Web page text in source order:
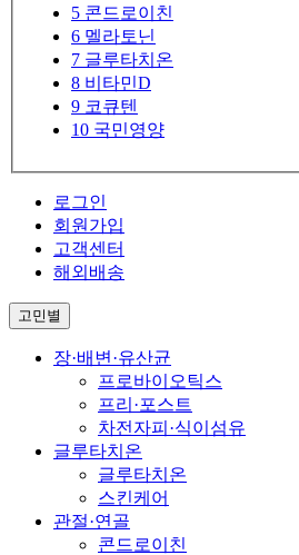
5 콘드로이친
6 멜라토닌
7 글루타치온
8 비타민D
9 코큐텐
10 국민영양
로그인
회원가입
고객센터
해외배송
고민별
장·배변·유산균
프로바이오틱스
프리·포스트
차전자피·식이섬유
글루타치온
글루타치온
스킨케어
관절·연골
콘드로이친